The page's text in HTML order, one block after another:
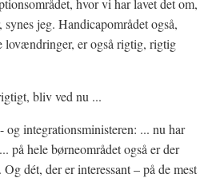
hvor vi har lavet det om,
jeg. Handicapområdet også,
lovændringer, er også rigtig, rigtig
bliv ved nu ...
integrationsministeren: ... nu har
på hele børneområdet også er der
dét, der er interessant – på de mest